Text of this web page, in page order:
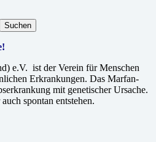
Suchen
e.V. ist der Verein für Menschen
Erkrankungen. Das Marfan-
mit genetischer Ursache.
spontan entstehen.